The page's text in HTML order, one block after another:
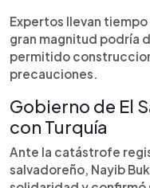
Expertos llevan
gran magnitud podría
permitido
precauciones.
Gobierno de El
con Turquía
Ante la catástrofe
salvadoreño, Nayib